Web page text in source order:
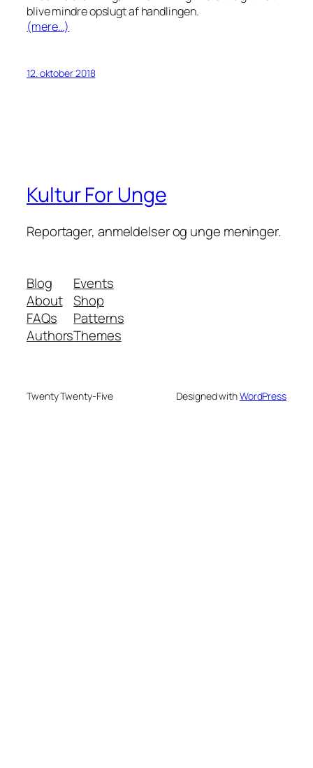
blive mindre opslugt af handlingen.
(mere…)
12. oktober 2018
Kultur For Unge
Reportager, anmeldelser og unge meninger.
Blog
About
FAQs
Authors
Events
Shop
Patterns
Themes
Twenty Twenty-Five Designed withWordPress